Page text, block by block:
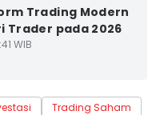
Trading Modern
Trader pada 2026
WIB
Trading Saham